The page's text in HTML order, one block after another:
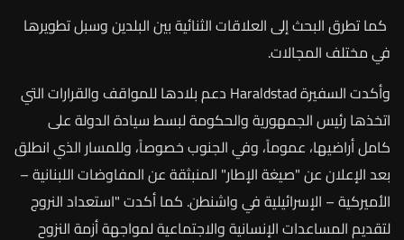
كماتطرقالبحثإلىالعلاقاتالثنائيةبينالبلدينوسبلتطويرها
فيمختلفالمجالات.
وأكدتالسفيرة دعمبلادهاللمواقفوالقراراتالتي
اتخذها رئيسالجمهوريةوالحكومةلبسطسيادةالدولةعلى
كاملأراضيها، عموماً، وفيالجنوبخصوصاً، وللمسارالذيانطلق
بعدالإعلانعن"صيغةالإطار" المنبثقةعنالمفاوضاتاللبنانية–
الأميركية– الإسرائيليةفيواشنطن. كماأكدت"استعدادالنروج
لتقديمالمساعداتالإنسانيةوالاجتماعيةلمواجهةأزمةالنزوح